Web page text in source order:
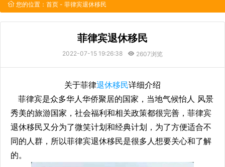
您的位置： 首页 - 菲律宾退休移民
菲律宾退休移民
2022-07-15 19:26:38 2607浏览
关于菲律退休移民详细介绍
菲律宾是众多华人华侨聚居的国家，当地气候怡人 风景
秀美的旅游国家，社会福利和相关政策都很完善，菲律宾
退休移民又分为了微笑计划和经典计划，为了方便适合不
同的人群，所以菲律宾退休移民是很多人想要关心和了解
的。